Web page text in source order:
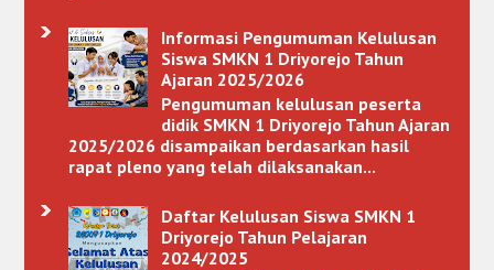
Informasi Pengumuman Kelulusan
Siswa SMKN 1 Driyorejo Tahun
Ajaran 2025/2026
Pengumuman kelulusan peserta
didik SMKN 1 Driyorejo Tahun Ajaran
2025/2026 disampaikan berdasarkan hasil
rapat pleno yang telah dilaksanakan...
Daftar Kelulusan Siswa SMKN 1
Driyorejo Tahun Pelajaran
2024/2025